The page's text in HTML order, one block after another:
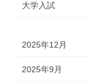
大学入試
2025年12月
2025年9月